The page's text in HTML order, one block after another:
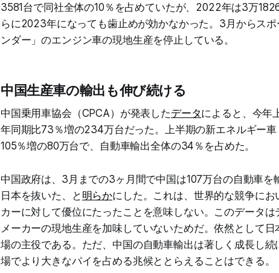
3581台で同社全体の10％を占めていたが、2022年は3万
らに2023年になっても歯止めが効かなかった。3月からス
ンダー」のエンジン車の現地生産を停止している。
中国生産車の輸出も伸び続ける
中国乗用車協会（CPCA）が発表したデータによると、今年
年同期比73％増の234万台だった。上半期の新エネルギー
105％増の80万台で、自動車輸出全体の34％を占めた。
中国政府は、3月までの3ヶ月間で中国は107万台の自動車を
日本を抜いた、と 明らかにした。これは、世界的な競争に
カーに対して優位にたったことを意味しない。このデータ
メーカーの現地生産を加味していないためだ。依然として
場の主役である。ただ、中国の自動車輸出は著しく成長し
場でより大きなパイを占める兆候ととらえることはできる。